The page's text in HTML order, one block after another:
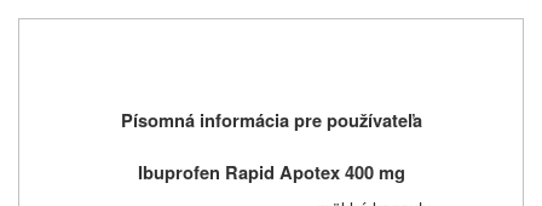
Písomná informácia pre používateľa
Ibuprofen Rapid Apotex 400 mg